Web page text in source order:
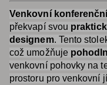
Venkovní
překvapí svou
designem. Tento
což umožňuje
venkovní pohovky na
prostoru pro venkovní